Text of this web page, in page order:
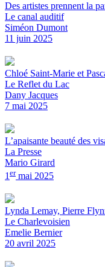
Des artistes prennent la
Le canal auditif
Siméon Dumont
11 juin 2025
Chloé Saint-Marie et
Le Reflet du Lac
Dany Jacques
7 mai 2025
L’apaisante beauté des
La Presse
Mario Girard
1 ermai 2025
Lynda Lemay, Pierre
Le Charlevoisien
Emelie Bernier
20 avril 2025